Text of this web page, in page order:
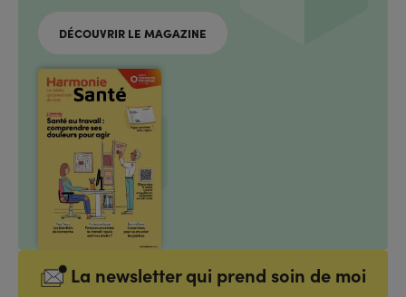
DÉCOUVRIR LE MAGAZINE
La newsletter qui prend soin de moi